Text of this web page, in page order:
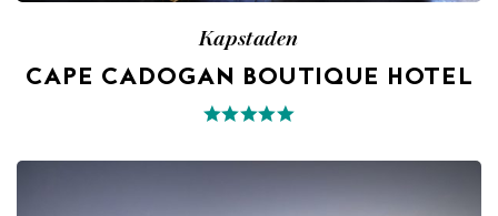
Kapstaden
CAPE CADOGAN BOUTIQUE HOTEL